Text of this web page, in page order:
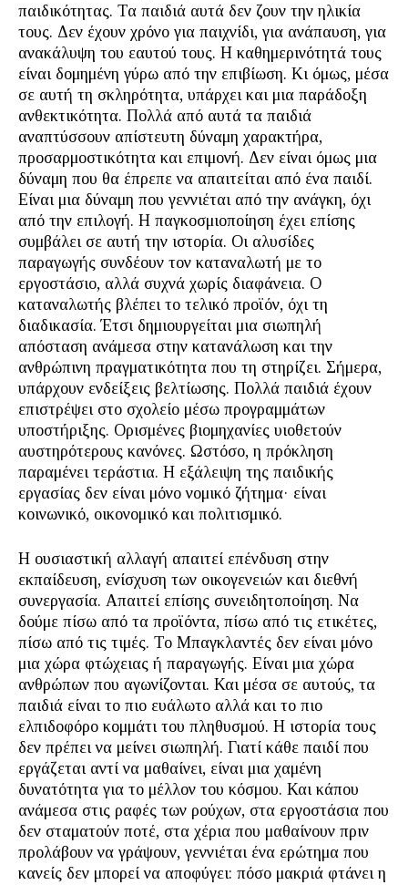
παιδικότητας. Τα παιδιά αυτά δεν ζουν την ηλικία
τους. Δεν έχουν χρόνο για παιχνίδι, για ανάπαυση, για
ανακάλυψη του εαυτού τους. Η καθημερινότητά τους
είναι δομημένη γύρω από την επιβίωση. Κι όμως, μέσα
σε αυτή τη σκληρότητα, υπάρχει και μια παράδοξη
ανθεκτικότητα. Πολλά από αυτά τα παιδιά
αναπτύσσουν απίστευτη δύναμη χαρακτήρα,
προσαρμοστικότητα και επιμονή. Δεν είναι όμως μια
δύναμη που θα έπρεπε να απαιτείται από ένα παιδί.
Είναι μια δύναμη που γεννιέται από την ανάγκη, όχι
από την επιλογή. Η παγκοσμιοποίηση έχει επίσης
συμβάλει σε αυτή την ιστορία. Οι αλυσίδες
παραγωγής συνδέουν τον καταναλωτή με το
εργοστάσιο, αλλά συχνά χωρίς διαφάνεια. Ο
καταναλωτής βλέπει το τελικό προϊόν, όχι τη
διαδικασία. Έτσι δημιουργείται μια σιωπηλή
απόσταση ανάμεσα στην κατανάλωση και την
ανθρώπινη πραγματικότητα που τη στηρίζει. Σήμερα,
υπάρχουν ενδείξεις βελτίωσης. Πολλά παιδιά έχουν
επιστρέψει στο σχολείο μέσω προγραμμάτων
υποστήριξης. Ορισμένες βιομηχανίες υιοθετούν
αυστηρότερους κανόνες. Ωστόσο, η πρόκληση
παραμένει τεράστια. Η εξάλειψη της παιδικής
εργασίας δεν είναι μόνο νομικό ζήτημα· είναι
κοινωνικό, οικονομικό και πολιτισμικό.
Η ουσιαστική αλλαγή απαιτεί επένδυση στην
εκπαίδευση, ενίσχυση των οικογενειών και διεθνή
συνεργασία. Απαιτεί επίσης συνειδητοποίηση. Να
δούμε πίσω από τα προϊόντα, πίσω από τις ετικέτες,
πίσω από τις τιμές. Το Μπαγκλαντές δεν είναι μόνο
μια χώρα φτώχειας ή παραγωγής. Είναι μια χώρα
ανθρώπων που αγωνίζονται. Και μέσα σε αυτούς, τα
παιδιά είναι το πιο ευάλωτο αλλά και το πιο
ελπιδοφόρο κομμάτι του πληθυσμού. Η ιστορία τους
δεν πρέπει να μείνει σιωπηλή. Γιατί κάθε παιδί που
εργάζεται αντί να μαθαίνει, είναι μια χαμένη
δυνατότητα για το μέλλον του κόσμου. Και κάπου
ανάμεσα στις ραφές των ρούχων, στα εργοστάσια που
δεν σταματούν ποτέ, στα χέρια που μαθαίνουν πριν
προλάβουν να γράψουν, γεννιέται ένα ερώτημα που
κανείς δεν μπορεί να αποφύγει: πόσο μακριά φτάνει η